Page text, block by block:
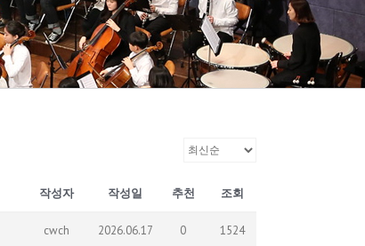
작성자 작성일 추천 조회
cwch 2026.06.17 0 1524